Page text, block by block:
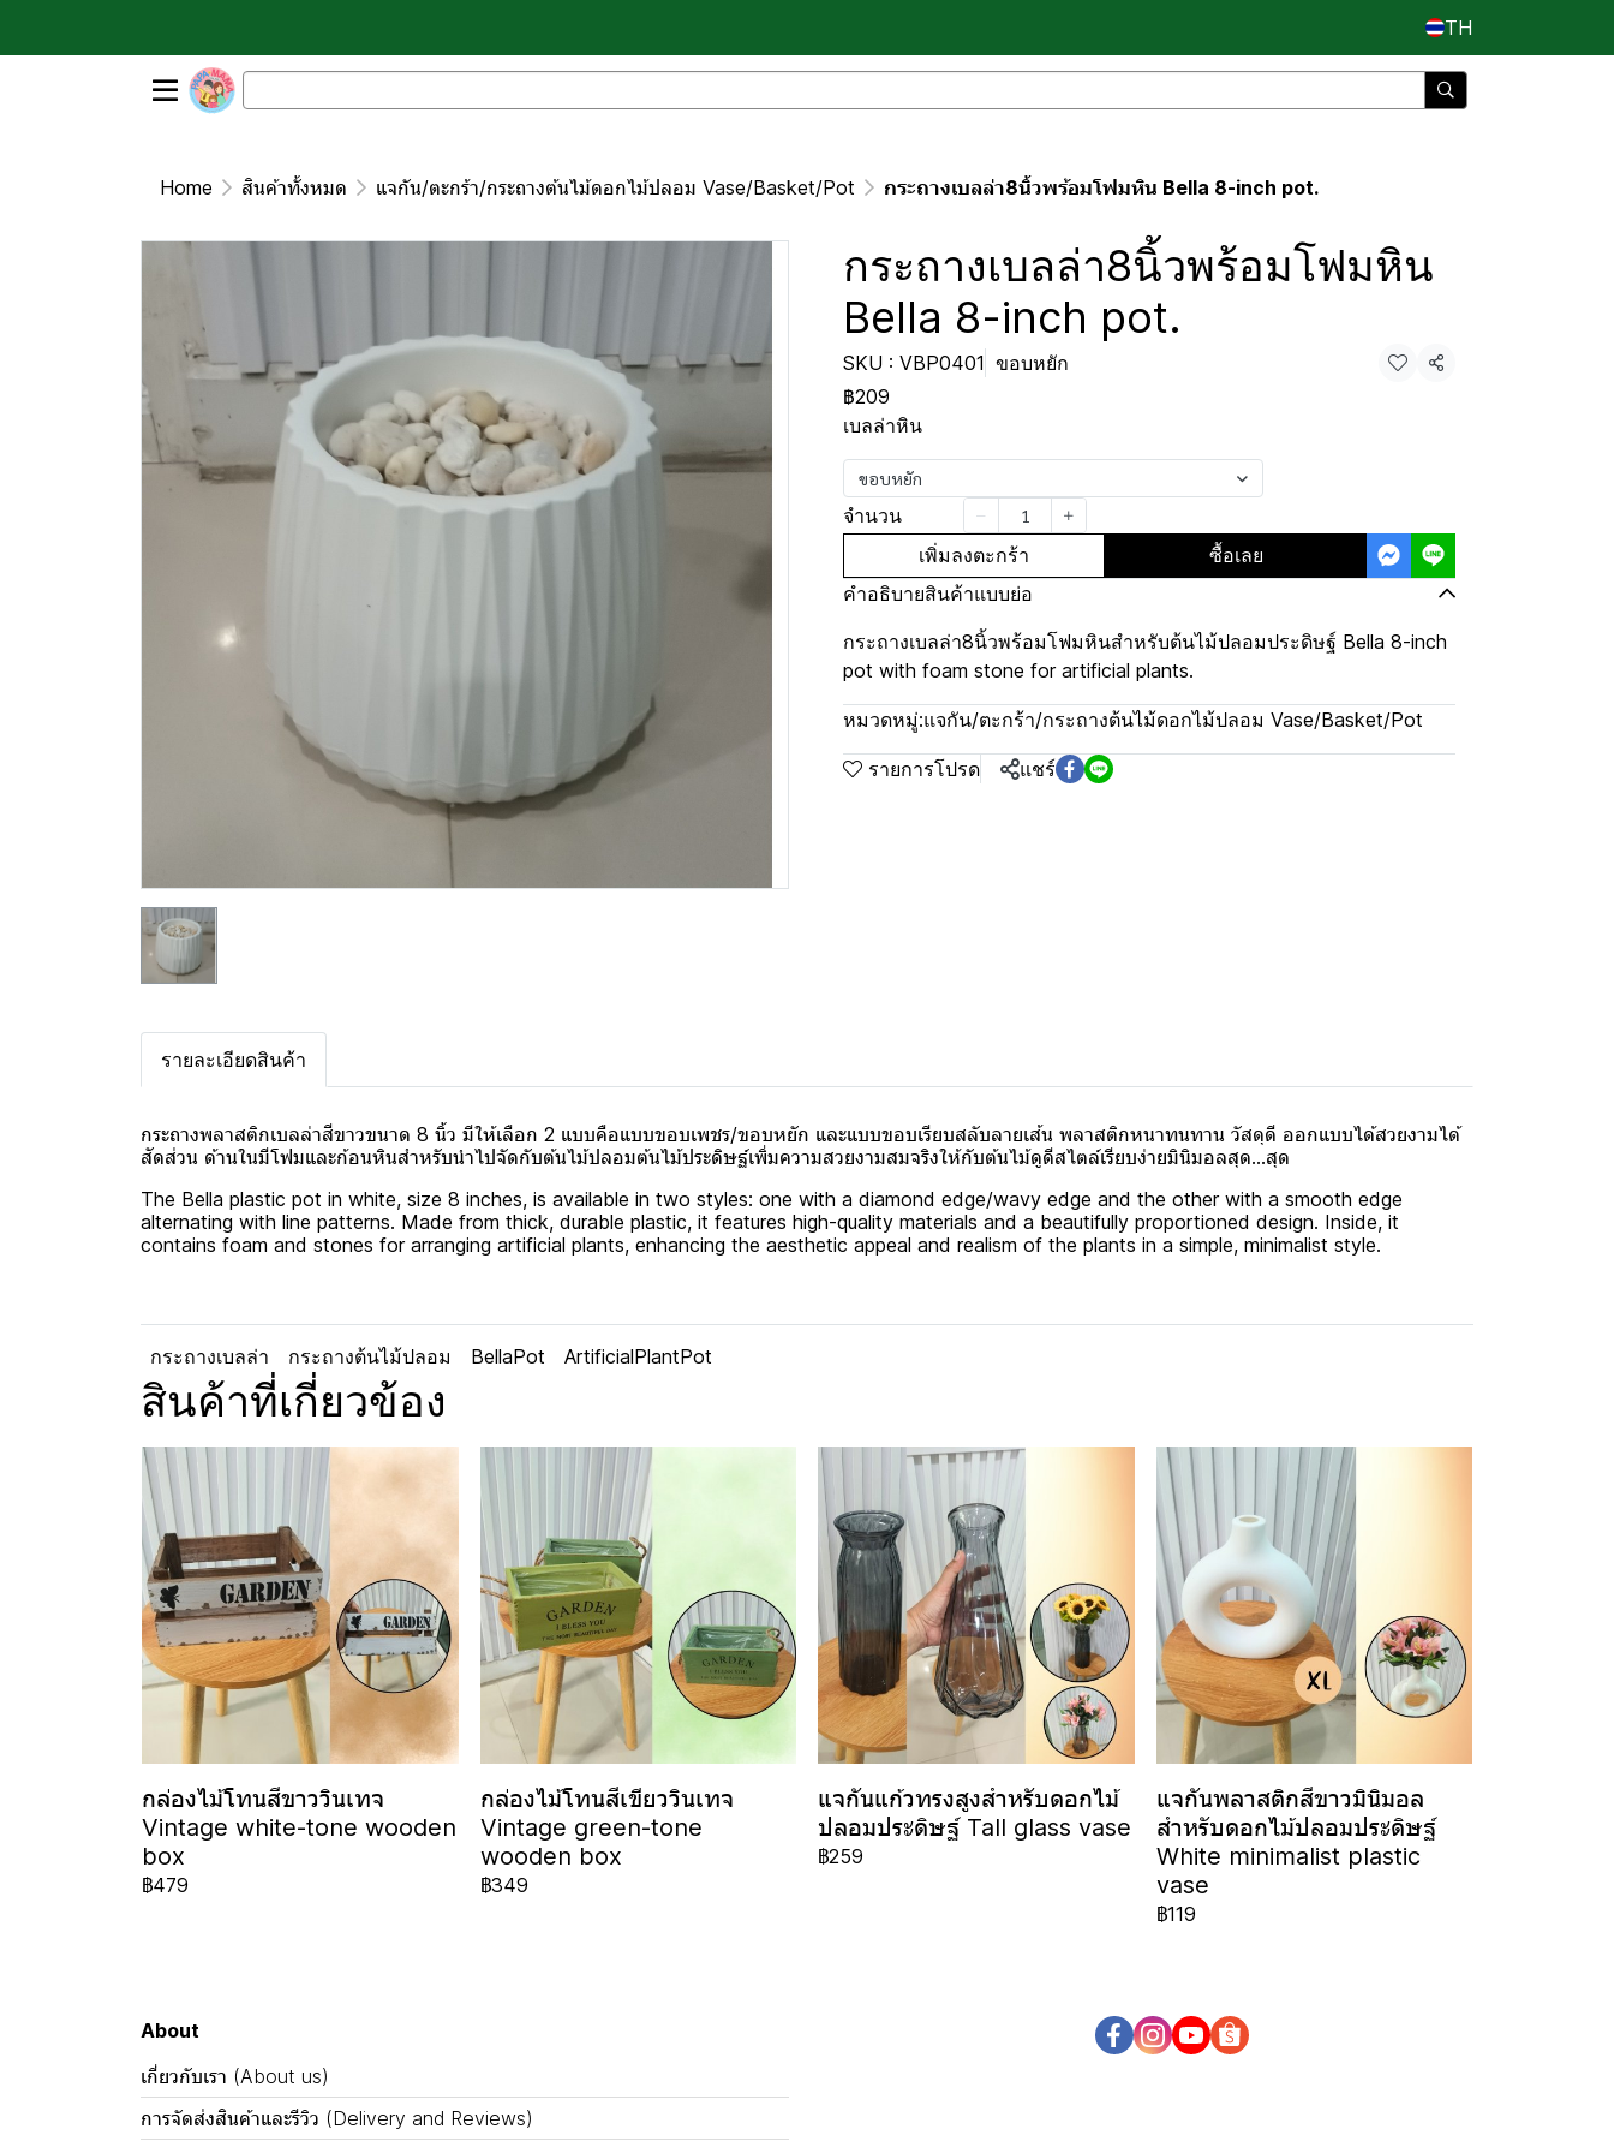
TH
Home สินค้าทั้งหมด แจกัน/ตะกร้า/กระถางต้นไม้ดอกไม้ปลอม Vase/Basket/Pot กระถางเบลล่า8นิ้วพร้อมโฟมหิน Bella 8-inch pot.
กระถางเบลล่า8นิ้วพร้อมโฟมหิน
Bella 8-inch pot.
SKU : VBP0401 ขอบหยัก
แชร์
฿209
เบลล่าหิน
ขอบหยัก
จำนวน
เพิ่มลงตะกร้า
ซื้อเลย
คำอธิบายสินค้าแบบย่อ
กระถางเบลล่า8นิ้วพร้อมโฟมหินสำหรับต้นไม้ปลอมประดิษฐ์ Bella 8-inch
pot with foam stone for artificial plants.
หมวดหมู่:แจกัน/ตะกร้า/กระถางต้นไม้ดอกไม้ปลอม Vase/Basket/Pot
รายการโปรด แชร์
รายละเอียดสินค้า
กระถางพลาสติกเบลล่าสีขาวขนาด 8 นิ้ว มีให้เลือก 2 แบบคือแบบขอบเพชร/ขอบหยัก และแบบขอบเรียบสลับลายเส้น พลาสติกหนาทนทาน วัสดุดี ออกแบบได้สวยงามได้
สัดส่วน ด้านในมีโฟมและก้อนหินสำหรับนำไปจัดกับต้นไม้ปลอมต้นไม้ประดิษฐ์เพิ่มความสวยงามสมจริงให้กับต้นไม้ดูดีสไตล์เรียบง่ายมินิมอลสุด...สุด
The Bella plastic pot in white, size 8 inches, is available in two styles: one with a diamond edge/wavy edge and the other with a smooth edge
alternating with line patterns. Made from thick, durable plastic, it features high-quality materials and a beautifully proportioned design. Inside, it
contains foam and stones for arranging artificial plants, enhancing the aesthetic appeal and realism of the plants in a simple, minimalist style.
กระถางเบลล่า กระถางต้นไม้ปลอม BellaPot ArtificialPlantPot
สินค้าที่เกี่ยวข้อง
กล่องไม้โทนสีขาววินเทจ
Vintage white-tone wooden
box
฿479
กล่องไม้โทนสีเขียววินเทจ
Vintage green-tone
wooden box
฿349
แจกันแก้วทรงสูงสำหรับดอกไม้
ปลอมประดิษฐ์ Tall glass vase
฿259
แจกันพลาสติกสีขาวมินิมอล
สำหรับดอกไม้ปลอมประดิษฐ์
White minimalist plastic
vase
฿119
About
เกี่ยวกับเรา (About us)
การจัดส่งสินค้าและรีวิว (Delivery and Reviews)